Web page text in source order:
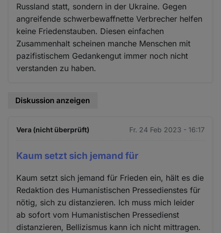
Russland statt, sondern in der Ukraine. Gegen
angreifende schwerbewaffnette Verbrecher helfen
keine Friedenstauben. Diesen einfachen
Zusammenhalt scheinen manche Menschen mit
pazifistischem Gedankengut immer noch nicht
verstanden zu haben.
Diskussion anzeigen
Vera (nicht überprüft) Fr. 24 Feb 2023 - 16:17
Kaum setzt sich jemand für
Kaum setzt sich jemand für Frieden ein, hält es die
Redaktion des Humanistischen Pressedienstes für
nötig, sich zu distanzieren. Ich muss mich leider
ab sofort vom Humanistischen Pressedienst
distanzieren, Bellizismus kann ich nicht mittragen.